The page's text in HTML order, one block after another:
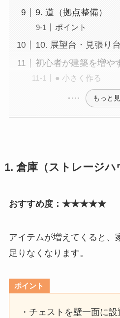
9. 道（拠点整備）
ポイント
10. 展望台・見張り台
初心者が建築を増や
● 小さく作る
もっと
1. 倉庫（ストレージハ
おすすめ度：★★★★★
アイテムが増えてくると、
足りなくなります。
ポイント
・チェストを壁一面に設